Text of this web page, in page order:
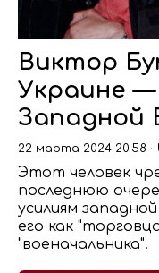
Виктор
Украине
Западной
22 марта 2024 20:58
Этот человек
последнюю
усилиям
его как
"военачальника".